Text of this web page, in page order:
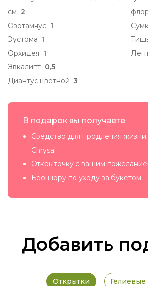
см 2
Озотамнус 1
Эустома 1
Орхидея 1
Эвкалипт 0,5
Диантус цветной 3
В подарок вы получаете
Средство для продления жизни
Chrysal
Открыточку с вашим
Брошюру по уходу за букетом
Добавить
Открытки